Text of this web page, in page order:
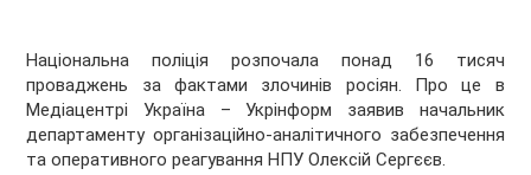
Національна поліція розпочала понад 16 тисяч
проваджень за фактами злочинів росіян. Про це в
Медіацентрі Україна – Укрінформ заявив начальник
департаменту організаційно-аналітичного забезпечення
та оперативного реагування НПУ Олексій Сергєєв.